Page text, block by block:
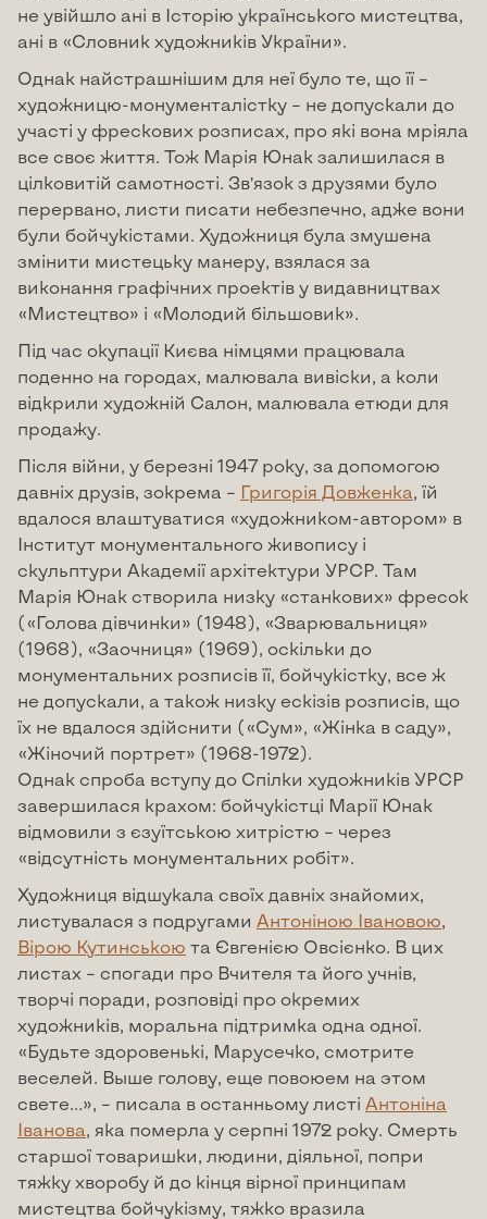
не увійшло ані в Історію українського мистецтва,
ані в «Словник художників України».
Однак найстрашнішим для неї було те, що її –
художницю-монументалістку – не допускали до
участі у фрескових розписах, про які вона мріяла
все своє життя. Тож Марія Юнак залишилася в
цілковитій самотності. Зв’язок з друзями було
перервано, листи писати небезпечно, адже вони
були бойчукістами. Художниця була змушена
змінити мистецьку манеру, взялася за
виконання графічних проектів у видавництвах
«Мистецтво» і «Молодий більшовик».
Під час окупації Києва німцями працювала
поденно на городах, малювала вивіски, а коли
відкрили художній Салон, малювала етюди для
продажу.
Після війни, у березні 1947 року, за допомогою
давніх друзів, зокрема – Григорія Довженка, їй
вдалося влаштуватися «художником-автором» в
Інститут монументального живопису і
скульптури Академії архітектури УРСР. Там
Марія Юнак створила низку «станкових» фресок
(«Голова дівчинки» (1948), «Зварювальниця»
(1968), «Заочниця» (1969), оскільки до
монументальних розписів її, бойчукістку, все ж
не допускали, а також низку ескізів розписів, що
їх не вдалося здійснити («Сум», «Жінка в саду»,
«Жіночий портрет» (1968-1972).
Однак спроба вступу до Спілки художників УРСР
завершилася крахом: бойчукістці Марії Юнак
відмовили з єзуїтською хитрістю – через
«відсутність монументальних робіт».
Художниця відшукала своїх давніх знайомих,
листувалася з подругами Антоніною Івановою,
Вірою Кутинською та Євгенією Овсієнко. В цих
листах – спогади про Вчителя та його учнів,
творчі поради, розповіді про окремих
художників, моральна підтримка одна одної.
«Будьте здоровенькі, Марусечко, смотрите
веселей. Выше голову, еще повоюем на этом
свете…», – писала в останньому листі Антоніна
Іванова, яка померла у серпні 1972 року. Смерть
старшої товаришки, людини, діяльної, попри
тяжку хворобу й до кінця вірної принципам
мистецтва бойчукізму, тяжко вразила